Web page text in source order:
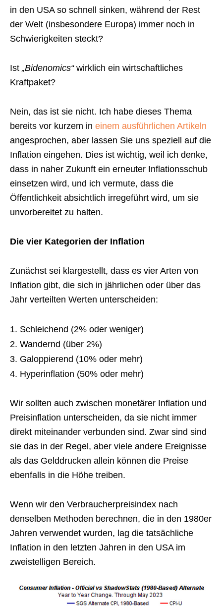
in den USA so schnell sinken, während der Rest
der Welt (insbesondere Europa) immer noch in
Schwierigkeiten steckt?
Ist „Bidenomics“wirklich ein wirtschaftliches
Kraftpaket?
Nein, das ist sie nicht. Ich habe dieses Thema
bereits vor kurzem in einem ausführlichen Artikeln
angesprochen, aber lassen Sie uns speziell auf die
Inflation eingehen. Dies ist wichtig, weil ich denke,
dass in naher Zukunft ein erneuter Inflationsschub
einsetzen wird, und ich vermute, dass die
Öffentlichkeit absichtlich irregeführt wird, um sie
unvorbereitet zu halten.
Die vier Kategorien der Inflation
Zunächst sei klargestellt, dass es vier Arten von
Inflation gibt, die sich in jährlichen oder über das
Jahr verteilten Werten unterscheiden:
Schleichend (2% oder weniger)
Wandernd (über 2%)
Galoppierend (10% oder mehr)
Hyperinflation (50% oder mehr)
Wir sollten auch zwischen monetärer Inflation und
Preisinflation unterscheiden, da sie nicht immer
direkt miteinander verbunden sind. Zwar sind sind
sie das in der Regel, aber viele andere Ereignisse
als das Gelddrucken allein können die Preise
ebenfalls in die Höhe treiben.
Wenn wir den Verbraucherpreisindex nach
denselben Methoden berechnen, die in den 1980er
Jahren verwendet wurden, lag die tatsächliche
Inflation in den letzten Jahren in den USA im
zweistelligen Bereich.